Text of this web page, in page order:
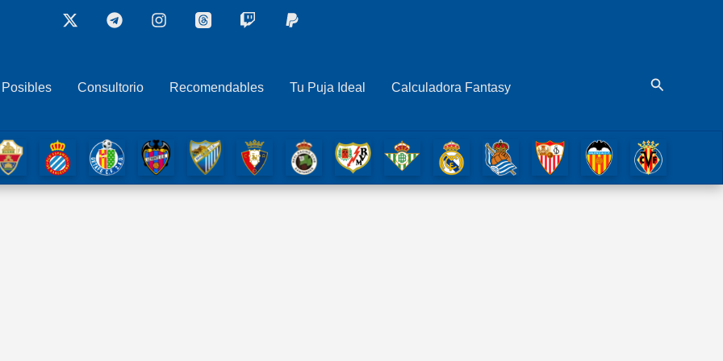
Consultorio Recomendables Tu Puja Ideal Calculadora Fantasy Buscar